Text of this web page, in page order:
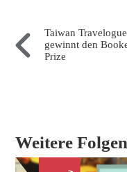
Taiwan Travelogue
gewinnt den
Prize
Weitere